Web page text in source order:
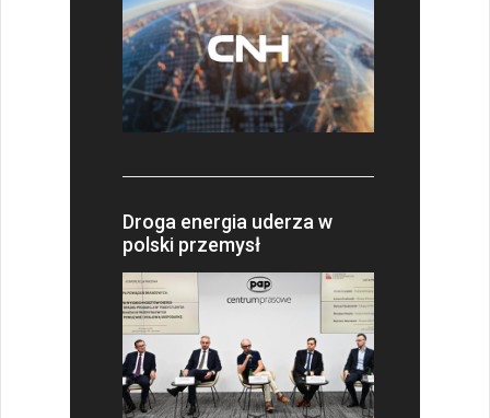
Droga energia uderza w
polski przemysł